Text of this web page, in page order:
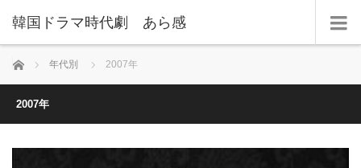
韓国ドラマ時代劇 あら感
ホーム 年代別 2007年
2007年